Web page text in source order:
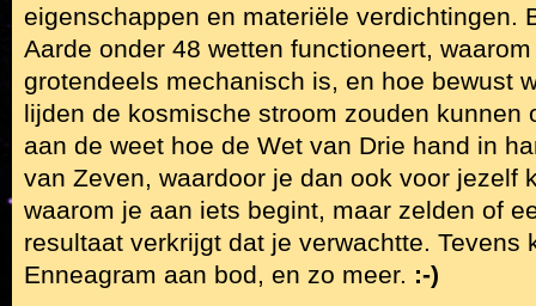
eigenschappen en materiële verdichtingen.
Aarde onder 48 wetten functioneert,
grotendeels mechanisch is, en hoe bewust
lijden de kosmische stroom zouden kunnen
aan de weet hoe de Wet van Drie hand in
van Zeven, waardoor je dan ook voor jezelf
waarom je aan iets begint, maar zelden of
resultaat verkrijgt dat je verwachtte. Tevens
Enneagram aan bod, en zo meer. :-)